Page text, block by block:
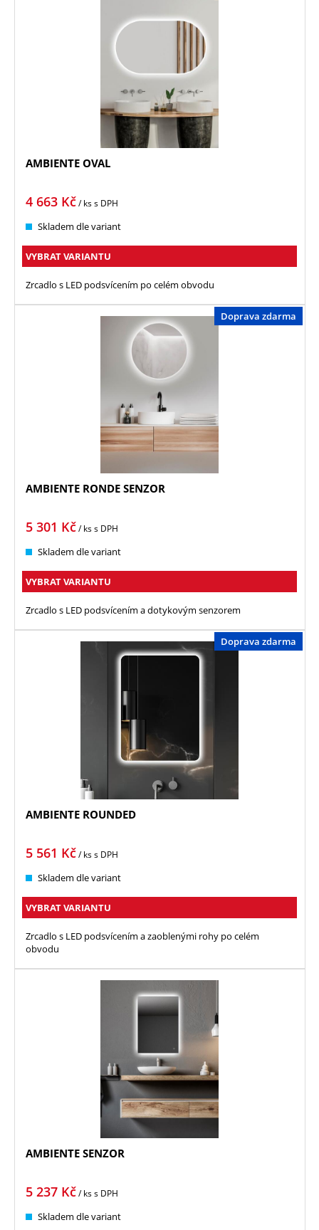
AMBIENTE OVAL
4 663 Kč/ kss DPH
Skladem dle variant
VYBRAT VARIANTU
Zrcadlo s LED podsvícením po celém obvodu
Doprava zdarma
AMBIENTE RONDE SENZOR
5 301 Kč/ kss DPH
Skladem dle variant
VYBRAT VARIANTU
Zrcadlo s LED podsvícením a dotykovým senzorem
Doprava zdarma
AMBIENTE ROUNDED
5 561 Kč/ kss DPH
Skladem dle variant
VYBRAT VARIANTU
Zrcadlo s LED podsvícením a zaoblenými rohy po celém
obvodu
AMBIENTE SENZOR
5 237 Kč/ kss DPH
Skladem dle variant